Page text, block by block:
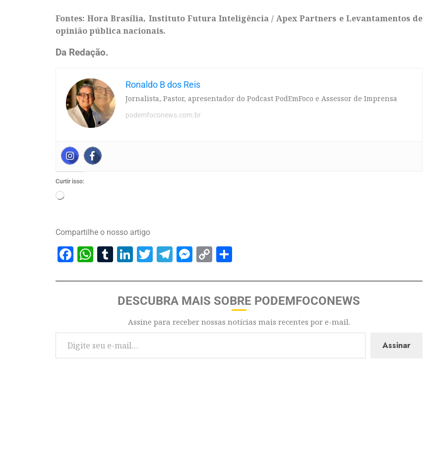
Fontes: Hora Brasília, Instituto Futura Inteligência / Apex Partners e Levantamentos de
opinião pública nacionais.
Da Redação.
Ronaldo B dos Reis
Jornalista, Pastor, apresentador do Podcast PodEmFoco e Assessor de Imprensa
podemfoconews.com.br
Curtir isso:
Compartilhe o nosso artigo
Facebook
WhatsApp
Tumblr
LinkedIn
Twitter
Telegram
Messenger
Copy
DESCUBRA MAIS SOBRE PODEMFOCONEWS
Assine para receber nossas notícias mais recentes por e-mail.
Assinar